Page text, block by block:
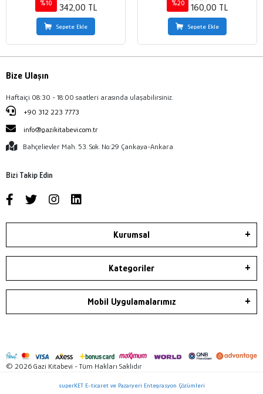
%10 342,00 TL
Sepete Ekle
%20 160,00 TL
Sepete Ekle
Bize Ulaşın
Haftaiçi 08:30 - 18:00 saatleri arasında ulaşabilirsiniz.
+90 312 223 7773
info@gazikitabevi.com.tr
Bahçelievler Mah. 53. Sok. No:29 Çankaya-Ankara
Bizi Takip Edin
Kurumsal
Kategoriler
Mobil Uygulamalarımız
© 2026 Gazi Kitabevi - Tüm Hakları Saklıdır
superKET E-ticaret ve Pazaryeri Entegrasyon Çözümleri